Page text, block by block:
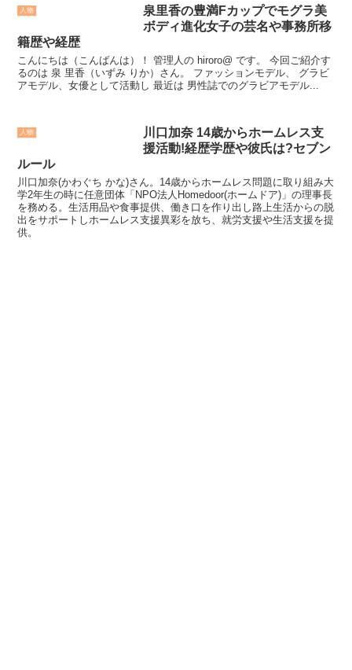
人物
泉里香の豊満Fカップでモグラ美
ボディ進化女子の芸名や事務所移
籍歴や経歴
こんにちは（こんばんは）！ 管理人の hiroro@ です。 今回ご紹介す
るのは 泉 里香（いずみ りか）さん。 ファッションモデル、 グラビ
アモデル、女優として活動し 最近は 男性誌でのグラビアモデル...
人物
川口加奈 14歳からホームレス支
援活動!経歴学歴や彼氏は?セブン
ルール
川口加奈(かわぐち かな)さん。14歳からホームレス問題に取り組み大
学2年生の時に任意団体「NPO法人Homedoor(ホームドア)」の理事長
を務める。生活用品や食事提供、働き口を作り出し路上生活からの脱
出をサポートしホームレス支援異彩を放ち、就労支援や生活支援を提
供。